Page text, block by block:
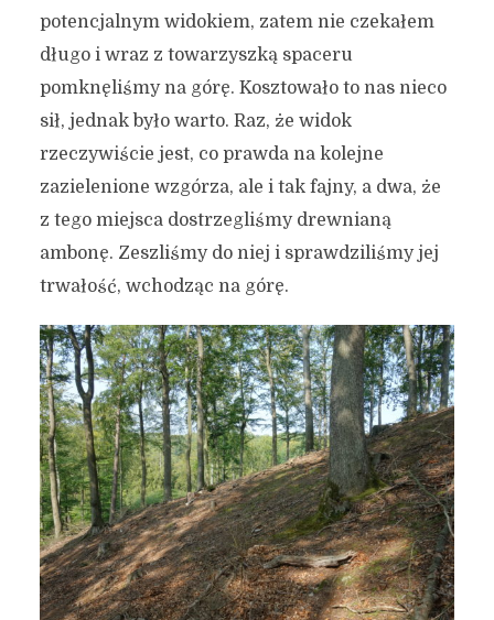
potencjalnym widokiem, zatem nie czekałem
długo i wraz z towarzyszką spaceru
pomknęliśmy na górę. Kosztowało to nas nieco
sił, jednak było warto. Raz, że widok
rzeczywiście jest, co prawda na kolejne
zazielenione wzgórza, ale i tak fajny, a dwa, że
z tego miejsca dostrzegliśmy drewnianą
ambonę. Zeszliśmy do niej i sprawdziliśmy jej
trwałość, wchodząc na górę.